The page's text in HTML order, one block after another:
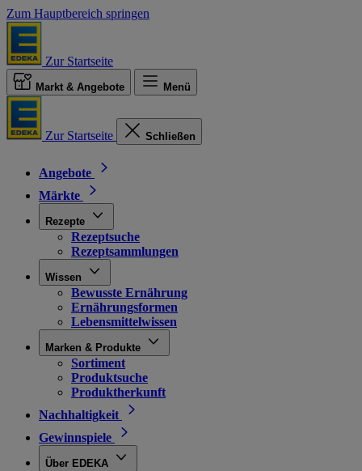
Zum Hauptbereich springen
Zur Startseite
Markt & Angebote Menü
Zur Startseite Schließen
Angebote
Märkte
Rezepte
Rezeptsuche
Rezeptsammlungen
Wissen
Bewusste Ernährung
Ernährungsformen
Lebensmittelwissen
Marken & Produkte
Sortiment
Produktsuche
Produktherkunft
Nachhaltigkeit
Gewinnspiele
Über EDEKA